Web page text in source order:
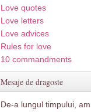
Love quotes
Love letters
Love advices
Rules for love
10 commandments
Mesaje de dragoste
De-a lungul timpului,